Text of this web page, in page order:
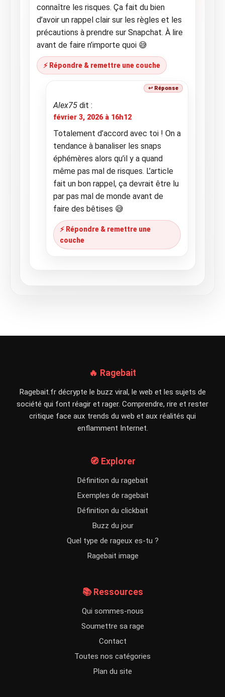
connaître les risques. Ça fait du bien
d’avoir un rappel clair sur les règles et les
précautions à prendre sur Snapchat. À lire
avant de faire n’importe quoi 😅
⚡ Répondre & remettre une couche
Alex75 dit :
février 3, 2026 à 16h12
Totalement d’accord avec toi ! On a
tendance à banaliser les snaps
éphémères alors qu’il y a quand
même pas mal de risques. L’article
fait un bon rappel, ça devrait être lu
par pas mal de monde avant de
faire des bêtises 😅
⚡ Répondre & remettre une
couche
🔥 Ragebait
Ragebait.fr décrypte le buzz viral, le web et les sujets de
société qui font réagir et rager. Comprendre, rire et rester
critique face aux trends du web et aux réalités qui
enflamment Internet.
🧭 Explorer
Définition du ragebait
Exemples de ragebait
Définition du clickbait
Buzz du jour
Quel type de rageux es-tu ?
Ragebait image
📚 Ressources
Qui sommes-nous
Soumettre sa rage
Contact
Toutes nos catégories
Plan du site